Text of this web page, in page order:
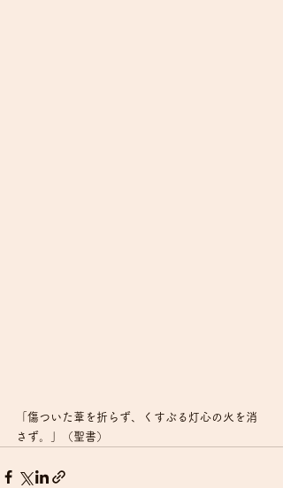
「傷ついた葦を折らず、くすぶる灯心の火を消
さず。」（聖書）